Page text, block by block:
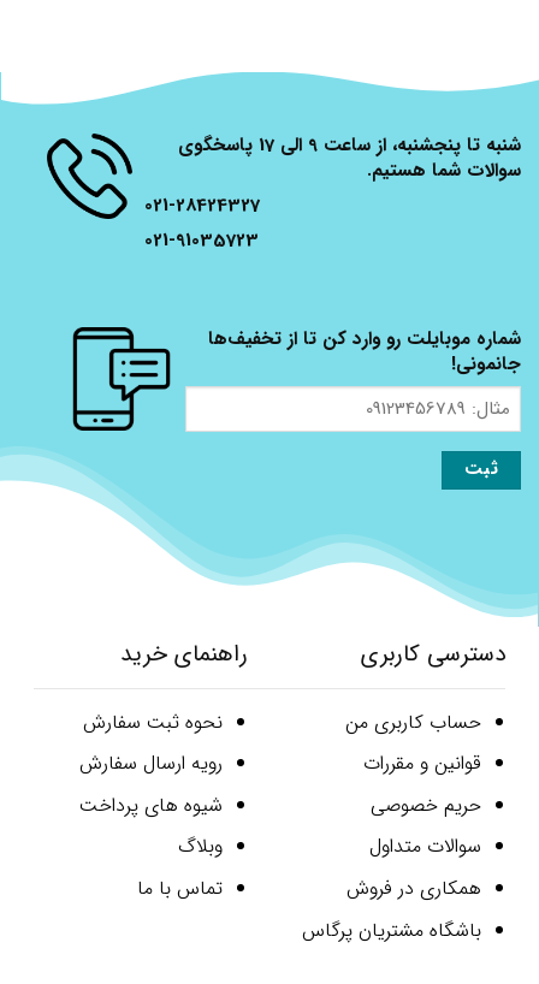
شنبه تا پنجشنبه، از ساعت 9 الی 17 پاسخگوی
سوالات شما هستیم.
021-28424327
021-91035723
شماره موبایلت رو وارد کن تا از تخفیف‌ها
جانمونی!
مثال:
09123456789
دسترسی کاربری
حساب کاربری من
قوانین و مقررات
حریم خصوصی
سوالات متداول
همکاری در فروش
باشگاه مشتریان پرگاس
راهنمای خرید
نحوه ثبت سفارش
رویه ارسال سفارش
شیوه های پرداخت
وبلاگ
تماس با ما